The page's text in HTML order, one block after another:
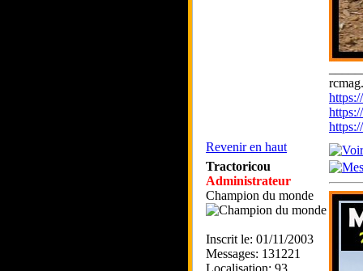
Revenir en haut
Tractoricou
Administrateur
Champion du monde
Inscrit le: 01/11/2003
Messages: 131221
Localisation: 93